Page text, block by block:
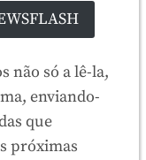
não só a lê-la,
enviando-
que
próximas